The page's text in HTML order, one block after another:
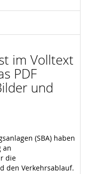
im Volltext
PDF
und
(SBA) haben
an
die
den Verkehrsablauf.